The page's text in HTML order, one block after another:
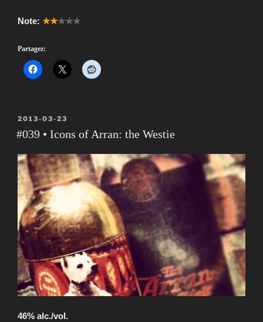
Note: ★★★★★
Partagez:
PUBLIÉ
LE
2013-03-23
#039 • Icons of Arran: the Westie
46% alc./vol.